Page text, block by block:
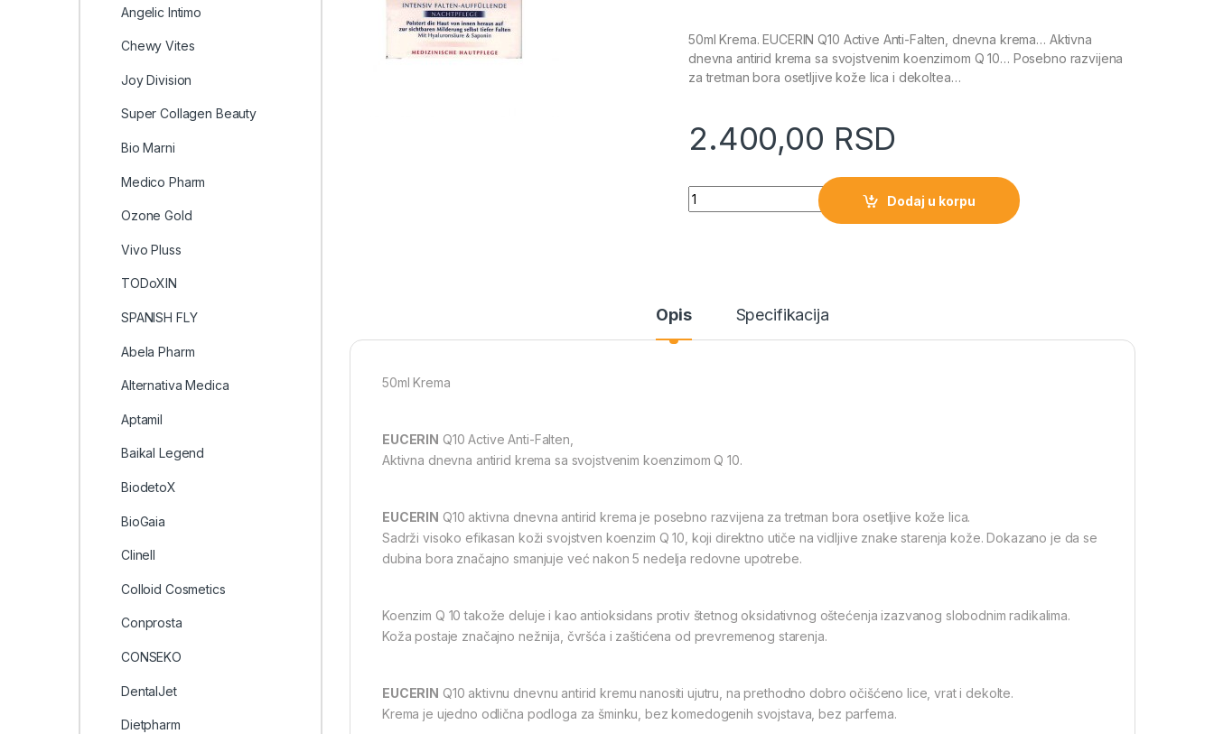
50ml Krema. EUCERIN Q10 Active Anti-Falten, dnevna krema… Aktivna
dnevna antirid krema sa svojstvenim koenzimom Q 10… Posebno razvijena
za tretman bora osetljive kože lica i dekoltea…
2.400,00 RSD
Quantity
Dodaj u korpu
Opis Specifikacija
50ml Krema
EUCERIN Q10 Active Anti-Falten,
Aktivna dnevna antirid krema sa svojstvenim koenzimom Q 10.
EUCERIN Q10 aktivna dnevna antirid krema je posebno razvijena za tretman bora osetljive kože lica.
Sadrži visoko efikasan koži svojstven koenzim Q 10, koji direktno utiče na vidljive znake starenja kože. Dokazano je da se
dubina bora značajno smanjuje već nakon 5 nedelja redovne upotrebe.
Koenzim Q 10 takože deluje i kao antioksidans protiv štetnog oksidativnog oštećenja izazvanog slobodnim radikalima.
Koža postaje značajno nežnija, čvršća i zaštićena od prevremenog starenja.
EUCERIN Q10 aktivnu dnevnu antirid kremu nanositi ujutru, na prethodno dobro očišćeno lice, vrat i dekolte.
Krema je ujedno odlična podloga za šminku, bez komedogenih svojstava, bez parfema.
Angelic Intimo
Chewy Vites
Joy Division
Super Collagen Beauty
Bio Marni
Medico Pharm
Ozone Gold
Vivo Pluss
TODoXIN
SPANISH FLY
Abela Pharm
Alternativa Medica
Aptamil
Baikal Legend
BiodetoX
BioGaia
Clinell
Colloid Cosmetics
Conprosta
CONSEKO
DentalJet
Dietpharm